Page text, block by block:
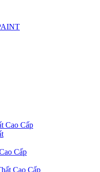
Cao Cấp
Cấp
Cao Cấp